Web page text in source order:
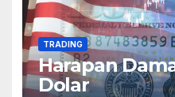
TRADING
Harapan
Dolar